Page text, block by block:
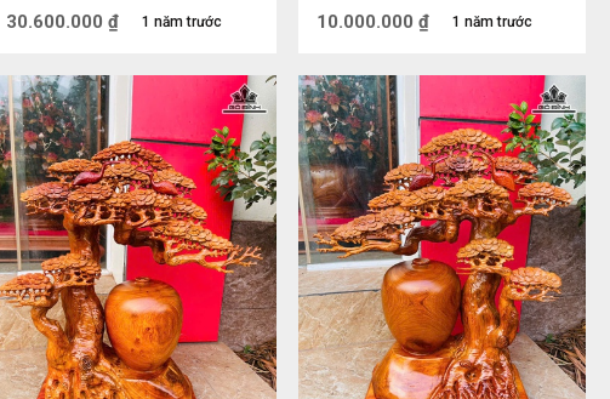
Hương Đá
1 năm trước
30.600.000 ₫ 1 năm trước
10.000.000 ₫